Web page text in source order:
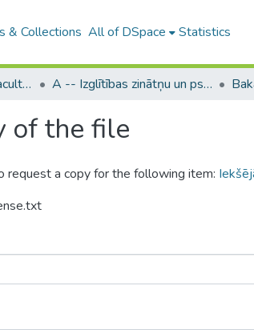
& Collections All of DSpace Statistics
B4 – LU fakultātes / Faculties of the UL A -- Izglītības zinātņu un psiholoģijas fakultāte / Faculty of Education Sciences and Psychology
of the file
request a copy for the following item: